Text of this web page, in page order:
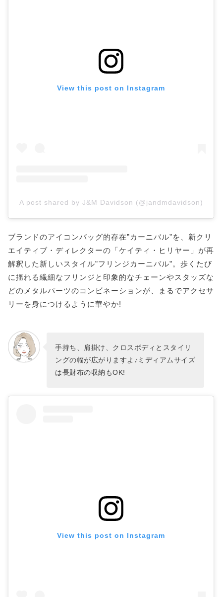
View this post on Instagram
A post shared by J&M Davidson (@jandmdavidson)
ブランドのアイコンバッグ的存在”カーニバル”を、新クリ
エイティブ・ディレクターの「ケイティ・ヒリヤー」が再
解釈した新しいスタイル”フリンジカーニバル”。歩くたび
に揺れる繊細なフリンジと印象的なチェーンやスタッズな
どのメタルパーツのコンビネーションが、まるでアクセサ
リーを身につけるように華やか!
手持ち、肩掛け、クロスボディとスタイリ
ングの幅が広がりますよ♪ミディアムサイズ
は長財布の収納もOK!
View this post on Instagram